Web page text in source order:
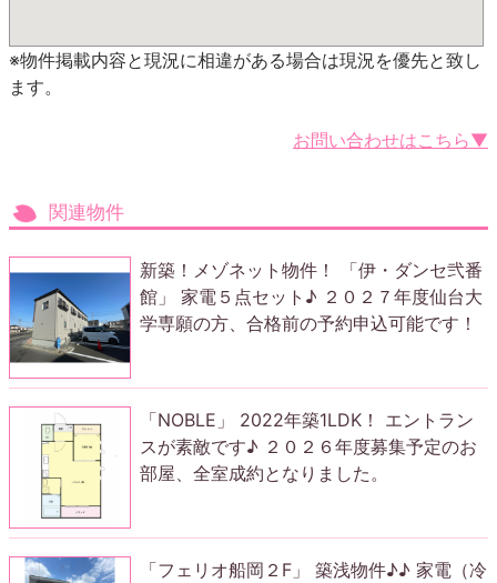
※物件掲載内容と現況に相違がある場合は現況を優先と致し
ます。
お問い合わせはこちら▼
関連物件
新築！メゾネット物件！ 「伊・ダンセ弐番
館」 家電５点セット♪ ２０２７年度仙台大
学専願の方、合格前の予約申込可能です！
「NOBLE」 2022年築1LDK！ エントラン
スが素敵です♪ ２０２６年度募集予定のお
部屋、全室成約となりました。
「フェリオ船岡２F」 築浅物件♪♪ 家電（冷